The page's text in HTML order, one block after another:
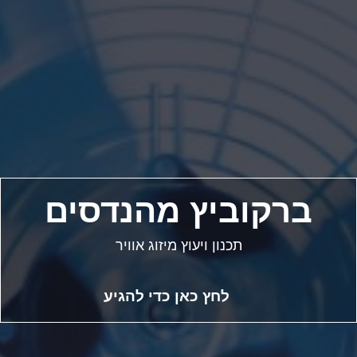
ברקוביץ מהנדסים
תכנון ויעוץ מיזוג אוויר
לחץ כאן כדי להגיע